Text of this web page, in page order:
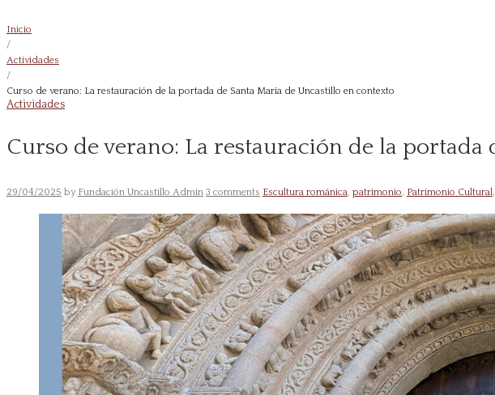
Inicio
/
Actividades
/
Curso de verano: La restauración de la portada de Santa María de Uncastillo en contexto
Actividades
Curso de verano: La restauración de la
29/04/2025 by Fundación Uncastillo Admin 3 comments Escultura románica, patrimonio, Patrimonio Cultural,